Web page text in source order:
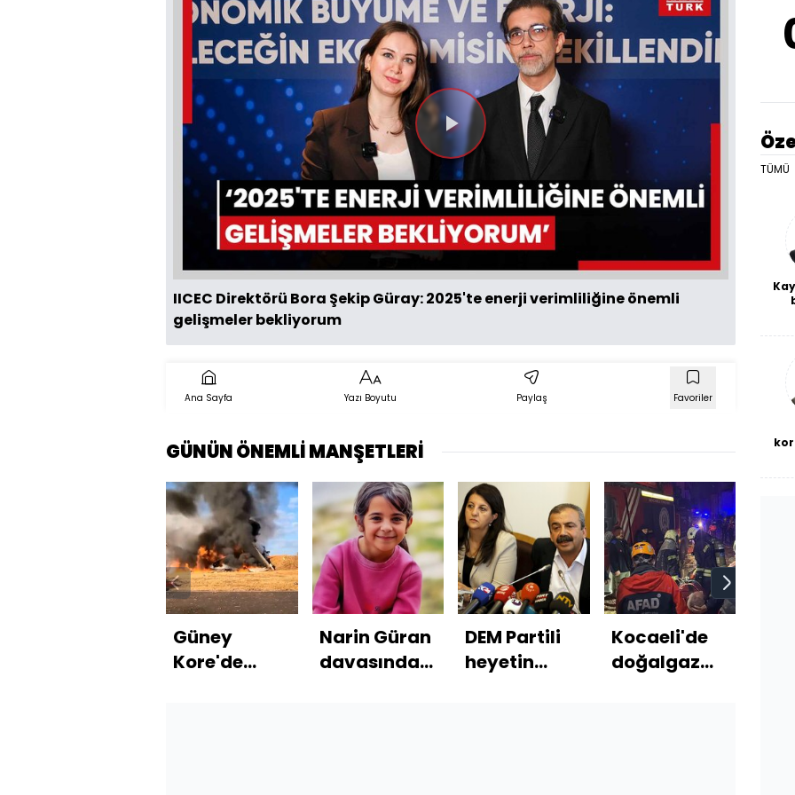
Videoyu
Oynat
IICEC Direktörü Bora Şekip Güray: 2025'te enerji verimliliğine önemli
gelişmeler bekliyorum
Ana Sayfa Yazı Boyutu Paylaş Favoriler
GÜNÜN ÖNEMLİ MANŞETLERİ
Güney
Kore'de
Narin Güran
davasında
DEM Partili
heyetin
Kocaeli'de
doğalgaz
TÜMÜ